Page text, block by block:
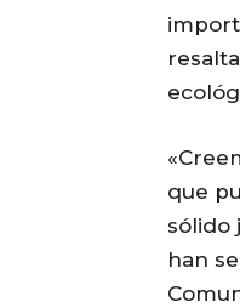
que
sólido
han